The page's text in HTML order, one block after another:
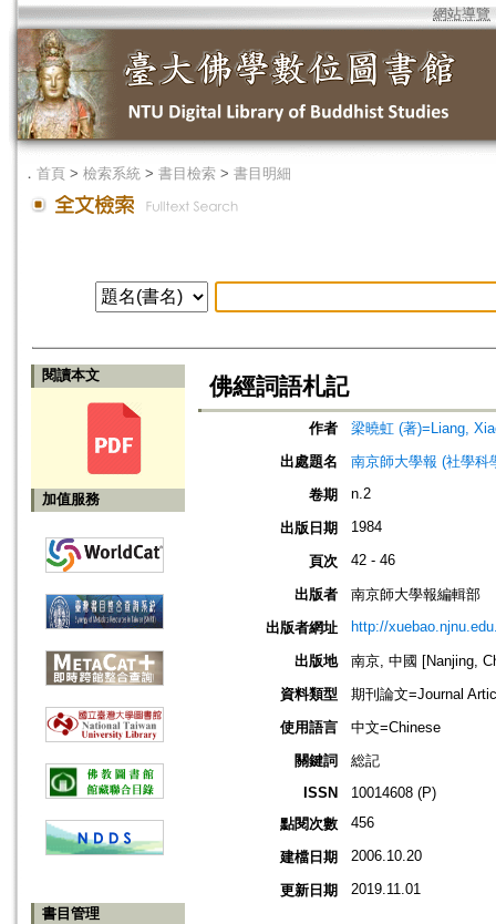
網站導覽
． 首頁 > 檢索系統 > 書目檢索 > 書目明細
閱讀本文
加值服務
書目管理
佛經詞語札記
作者
梁曉虹 (著)=Liang,
出處題名
南京師大學報 (社學科
卷期
n.2
出版日期 1984
頁次 42 - 46
出版者
南京師大學報編輯部
出版者網址
http://
出版地
南京, 中國 [Nanjing,
資料類型
期刊論文=Journal
使用語言
中文=Chinese
關鍵詞
総記
ISSN
10014608 (P)
點閱次數
456
建檔日期 2006.10.20
更新日期 2019.11.01